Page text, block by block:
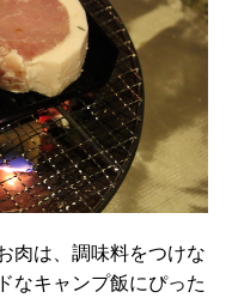
肉は、調味料をつけな
なキャンプ飯にぴった